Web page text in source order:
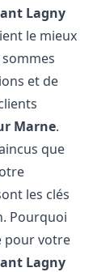
Lagny
le mieux
et de
Marne.
que
les clés
Pourquoi
pour votre
Lagny